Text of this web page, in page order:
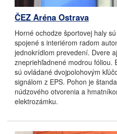
ČEZ Aréna Ostrava
Horné ochodze športovej haly
spojené s interiérom radom
jednokrídlom prevedení. Dvere
znepriehľadnené modrou fóliou.
sú ovládané dvojpolohovým
signálom z EPS. Pohon je
núdzového otvorenia a
elektrozámku.